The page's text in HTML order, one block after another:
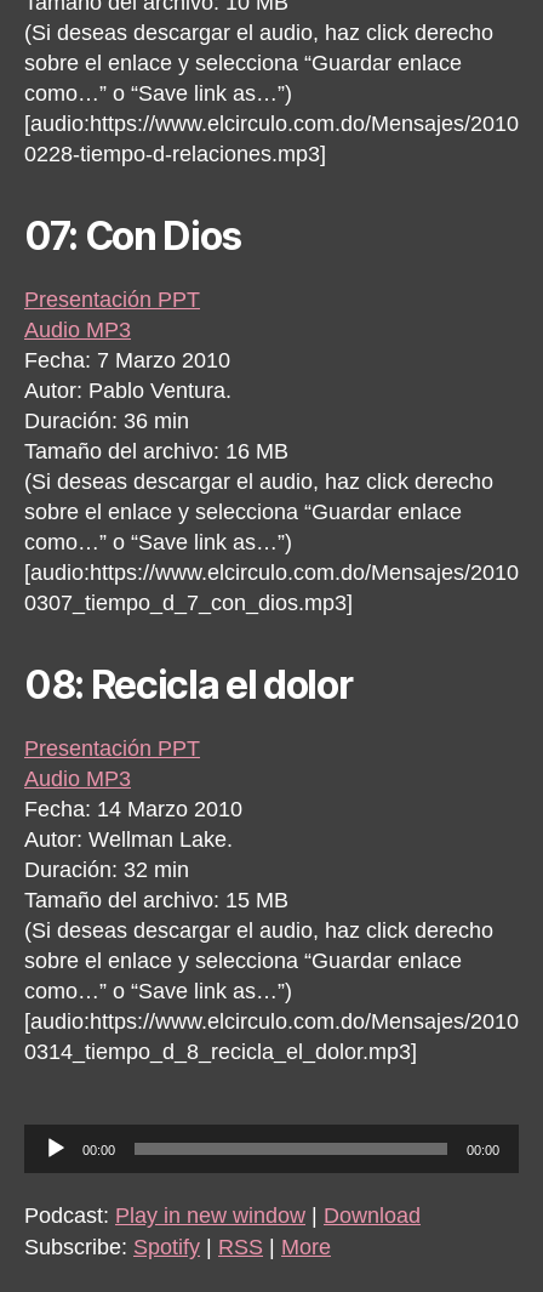
(Si deseas descargar el audio, haz click derecho
sobre el enlace y selecciona “Guardar enlace
como…” o “Save link as…”)
[audio:https://www.elcirculo.com.do/Mensajes/2010
0228-tiempo-d-relaciones.mp3]
07: Con Dios
Presentación PPT
Audio MP3
Fecha: 7 Marzo 2010
Autor: Pablo Ventura.
Duración: 36 min
Tamaño del archivo: 16 MB
(Si deseas descargar el audio, haz click derecho
sobre el enlace y selecciona “Guardar enlace
como…” o “Save link as…”)
[audio:https://www.elcirculo.com.do/Mensajes/2010
0307_tiempo_d_7_con_dios.mp3]
08: Recicla el dolor
Presentación PPT
Audio MP3
Fecha: 14 Marzo 2010
Autor: Wellman Lake.
Duración: 32 min
Tamaño del archivo: 15 MB
(Si deseas descargar el audio, haz click derecho
sobre el enlace y selecciona “Guardar enlace
como…” o “Save link as…”)
[audio:https://www.elcirculo.com.do/Mensajes/2010
0314_tiempo_d_8_recicla_el_dolor.mp3]
u
d
i
00:00 00:00
Podcast: Play in new window | Download
Subscribe: Spotify | RSS | More